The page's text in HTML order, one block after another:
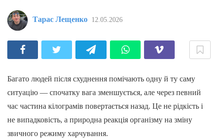
Тарас Лещенко 12.05.2026
Багато людей після схуднення помічають одну й ту саму
ситуацію — спочатку вага зменшується, але через певний
час частина кілограмів повертається назад. Це не рідкість і
не випадковість, а природна реакція організму на зміну
звичного режиму харчування.